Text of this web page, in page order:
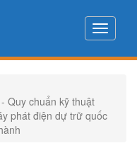
Toggle
Quy chuẩn kỹ thuật
phát điện dự trữ quốc